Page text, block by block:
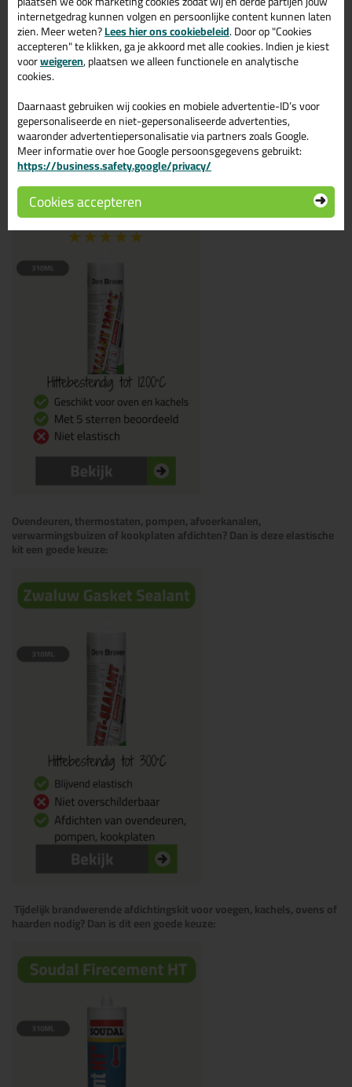
brandwerende kit?Klik dan hier.
Hittebestendige kitten bij
Kitcentrum
begrijpen wij. Hierom hebben wij een ruim assortiment hittebestendige
kitten.
Je kachel, barbecue, oven of open haarden afkitten? Dan is dit een
goede keuze voor jou:
Ovendeuren, thermostaten, pompen, afvoerkanalen,
verwarmingsbuizen of kookplaten afdichten? Dan is deze elastische
kit een goede keuze:
Tijdelijk brandwerende afdichtingskit voor voegen, kachels, ovens of
haarden nodig? Dan is dit een goede keuze:
internetgedrag kunnen volgen en persoonlijke content kunnen laten
zien. Meer weten?Lees hier ons cookiebeleid. Door op "Cookies
accepteren" te klikken, ga je akkoord met alle cookies. Indien je kiest
voorweigeren, plaatsen we alleen functionele en analytische
cookies.
Daarnaast gebruiken wij cookies en mobiele advertentie-ID’s voor
gepersonaliseerde en niet-gepersonaliseerde advertenties,
waaronder advertentiepersonalisatie via partners zoals Google.
Meer informatie over hoe Google persoonsgegevens gebruikt:
https://business.safety.google/privacy/
Cookies accepteren